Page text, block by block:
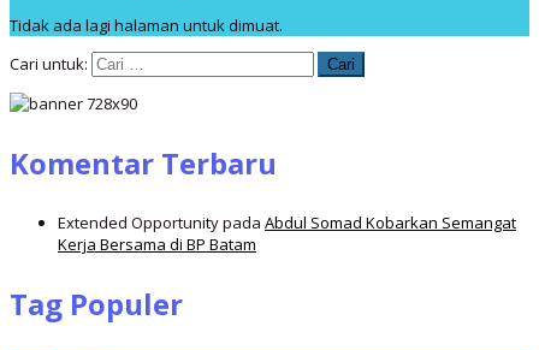
Tidak ada lagi halaman untuk dimuat.
Cari untuk:
Komentar Terbaru
Extended Opportunitypada Abdul Somad Kobarkan Semangat
Kerja Bersama di BP Batam
Tag Populer